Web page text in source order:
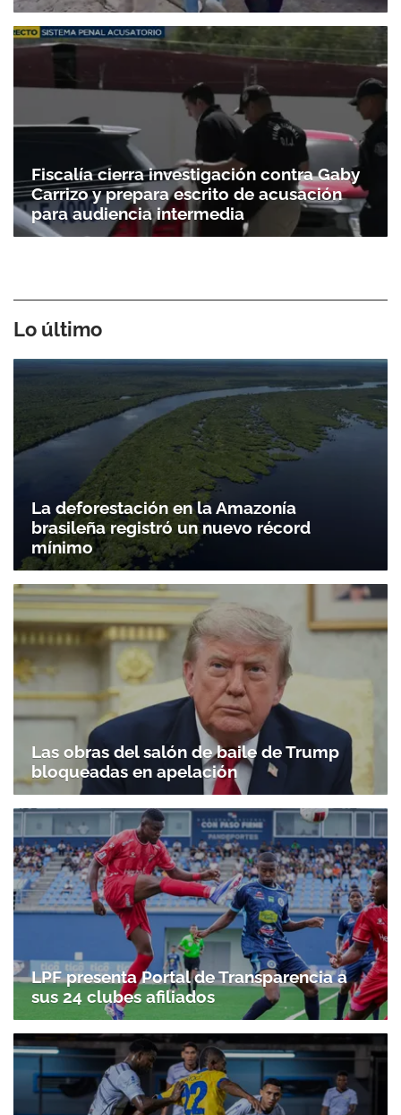
Fiscalía cierra investigación contra Gaby
Carrizo y prepara escrito de acusación
para audiencia intermedia
Lo último
La deforestación en la Amazonía
brasileña registró un nuevo récord
mínimo
Las obras del salón de baile de Trump
bloqueadas en apelación
LPF presenta Portal de Transparencia a
sus 24 clubes afiliados